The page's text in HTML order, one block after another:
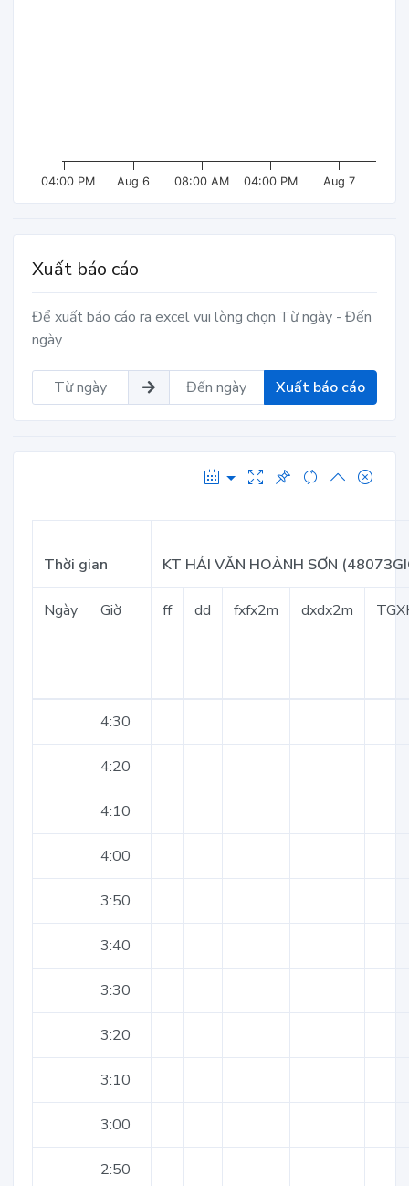
04:00 PM Aug 6 08:00 AM 04:00 PM Aug 7
Xuất báo cáo
Để xuất báo cáo ra excel vui lòng chọn Từ ngày - Đến
ngày
Xuất báo cáo
Thời gian KT HẢI VĂN HOÀNH SƠN
Ngày Giờ ff dd fxfx2m dxdx2m
4:30
4:20
4:10
4:00
3:50
3:40
3:30
3:20
3:10
3:00
2:50